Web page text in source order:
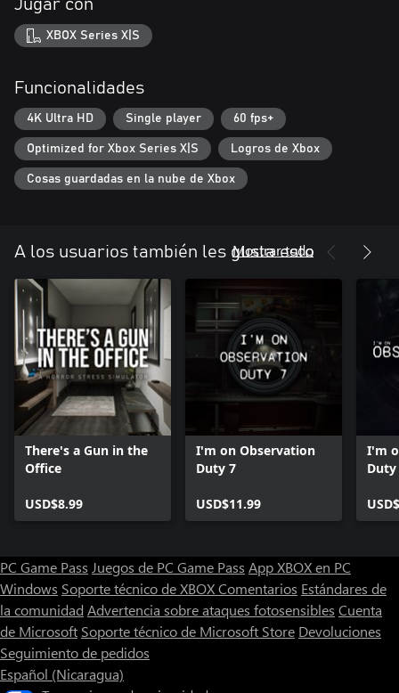
Jugar con
XBOX Series X|S
Funcionalidades
4K Ultra HD Single player 60 fps+
Optimized for Xbox Series X|S Logros de Xbox
Cosas guardadas en la nube de Xbox
A los usuarios también les gusta esto
Mostrar todo
There's a Gun in the
Office
USD$8.99
I'm on Observation
Duty 7
USD$11.99
I'm
Duty
PC Game Pass Juegos de PC Game Pass App XBOX en PC
Windows Soporte técnico de XBOXComentarios Estándares de
la comunidad Advertencia sobre ataques fotosensibles Cuenta
de Microsoft Soporte técnico de Microsoft Store Devoluciones
Seguimiento de pedidos
Español (Nicaragua)